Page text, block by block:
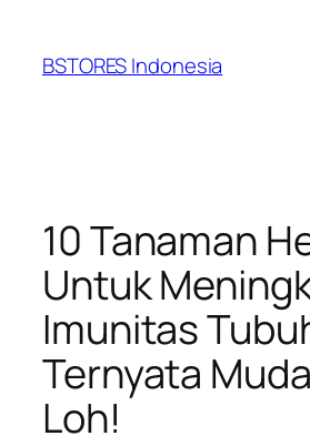
konten
BSTORES Indonesia
10 Tanaman
Untuk
Imunitas
Ternyata
Loh!